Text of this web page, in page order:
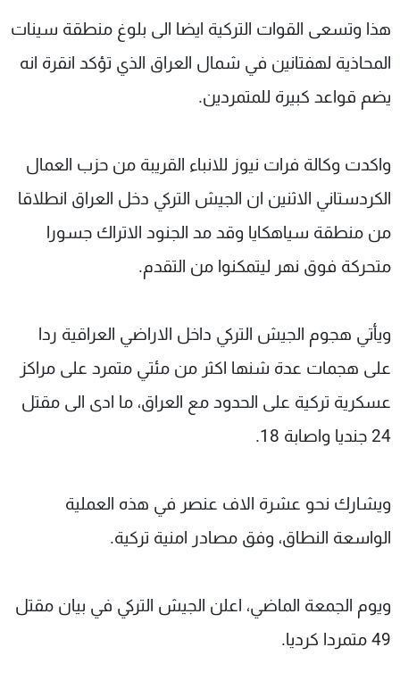
هذا وتسعى القوات التركية ايضا الى بلوغ منطقة سينات
المحاذية لهفتانين في شمال العراق الذي تؤكد انقرة انه
يضم قواعد كبيرة للمتمردين.
واكدت وكالة فرات نيوز للانباء القريبة من حزب العمال
الكردستاني الاثنين ان الجيش التركي دخل العراق انطلاقا
من منطقة سياهكايا وقد مد الجنود الاتراك جسورا
متحركة فوق نهر ليتمكنوا من التقدم.
ويأتي هجوم الجيش التركي داخل الاراضي العراقية ردا
على هجمات عدة شنها اكثر من مئتي متمرد على مراكز
عسكرية تركية على الحدود مع العراق، ما ادى الى مقتل
24 جنديا واصابة 18.
ويشارك نحو عشرة الاف عنصر في هذه العملية
الواسعة النطاق، وفق مصادر امنية تركية.
ويوم الجمعة الماضي، اعلن الجيش التركي في بيان مقتل
49 متمردا كرديا.